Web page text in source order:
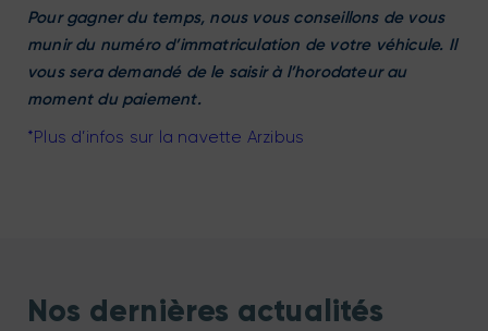
Pour gagner du temps, nous vous conseillons de vous
munir du numéro d’immatriculation de votre véhicule. Il
vous sera demandé de le saisir à l’horodateur au
moment du paiement.
*Plus d’infos sur la navette Arzibus
Nos dernières actualités